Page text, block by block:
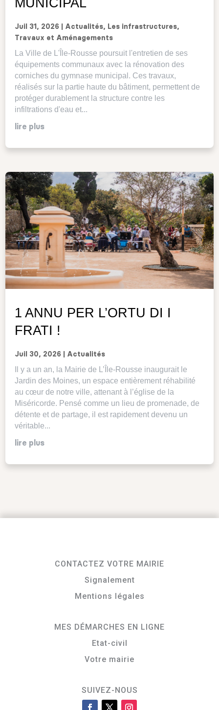
Juil 31, 2026 Actualités, Les infrastructures,
Travaux et Aménagements
La Ville de L'Île-Rousse poursuit l'entretien de ses
équipements communaux avec la rénovation des
corniches du gymnase municipal. Ces travaux,
réalisés sur la partie haute du bâtiment, permettent de
protéger durablement la structure contre les
infiltrations d'eau et...
lire plus
1 ANNU PER L’ORTU DI I
FRATI !
Juil 30, 2026 Actualités
Il y a un an, la Mairie de L’Île-Rousse inaugurait le
Jardin des Moines, un espace entièrement réhabilité
au cœur de notre ville, attenant à l’église de la
Miséricorde. Pensé comme un lieu de promenade, de
détente et de partage, il est rapidement devenu un
véritable...
lire plus
CONTACTEZ VOTRE MAIRIE
Signalement
Mentions légales
MES DÉMARCHES EN LIGNE
Etat-civil
Votre mairie
SUIVEZ-NOUS